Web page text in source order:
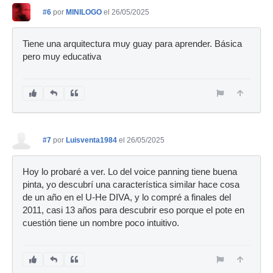
#6 por MINILOGO el 26/05/2025
Tiene una arquitectura muy guay para aprender. Básica
pero muy educativa
#7 por Luisventa1984 el 26/05/2025
Hoy lo probaré a ver. Lo del voice panning tiene buena
pinta, yo descubrí una característica similar hace cosa
de un año en el U-He DIVA, y lo compré a finales del
2011, casi 13 años para descubrir eso porque el pote en
cuestión tiene un nombre poco intuitivo.